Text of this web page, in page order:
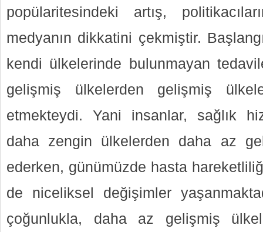
popülaritesindeki artış,
medyanın dikkatini çekmiştir.
kendi ülkelerinde bulunmayan
gelişmiş ülkelerden gelişmiş
etmekteydi. Yani insanlar, sağlık
daha zengin ülkelerden daha az
ederken, günümüzde hasta
de niceliksel değişimler
çoğunlukla, daha az gelişmiş